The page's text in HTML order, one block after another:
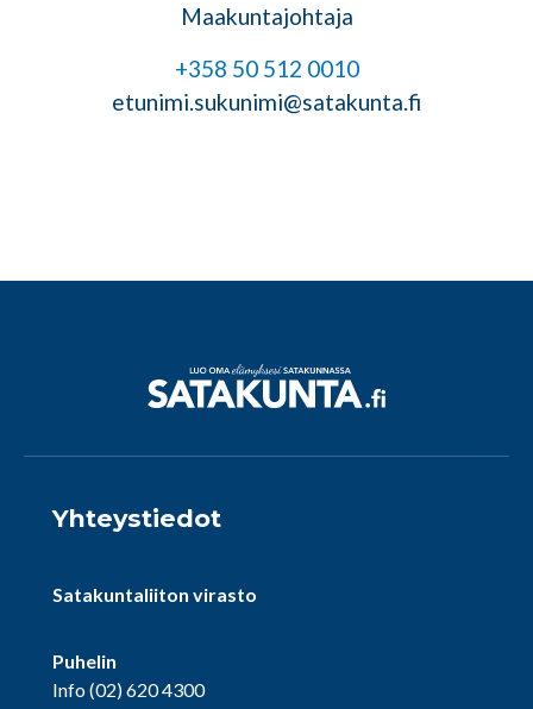
Maakuntajohtaja
+358 50 512 0010
etunimi.sukunimi@satakunta.fi
Yhteystiedot
Satakuntaliiton virasto
Puhelin
Info(02) 620 4300